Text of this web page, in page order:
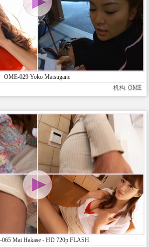
OME-029 Yoko Matsugane
机构: OME
Mai Hakase - HD 720p FLASH